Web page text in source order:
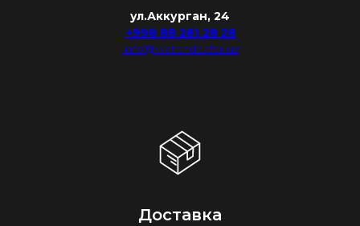
ул.Аккурган, 24
+998 88 281 28 28
info@watchdealer.uz
Доставка